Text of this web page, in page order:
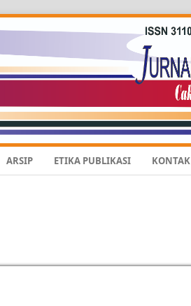
ARSIP ETIKA PUBLIKASI KONTAK